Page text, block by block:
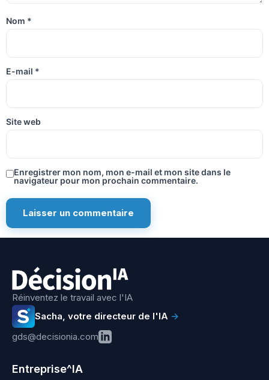
Nom *
E-mail *
Site web
Enregistrer mon nom, mon e-mail et mon site dans le
navigateur pour mon prochain commentaire.
Réinventez le travail avec l'IA
Sacha, votre directeur de l'IA →
gds@decisionia.com
Entreprise^IA